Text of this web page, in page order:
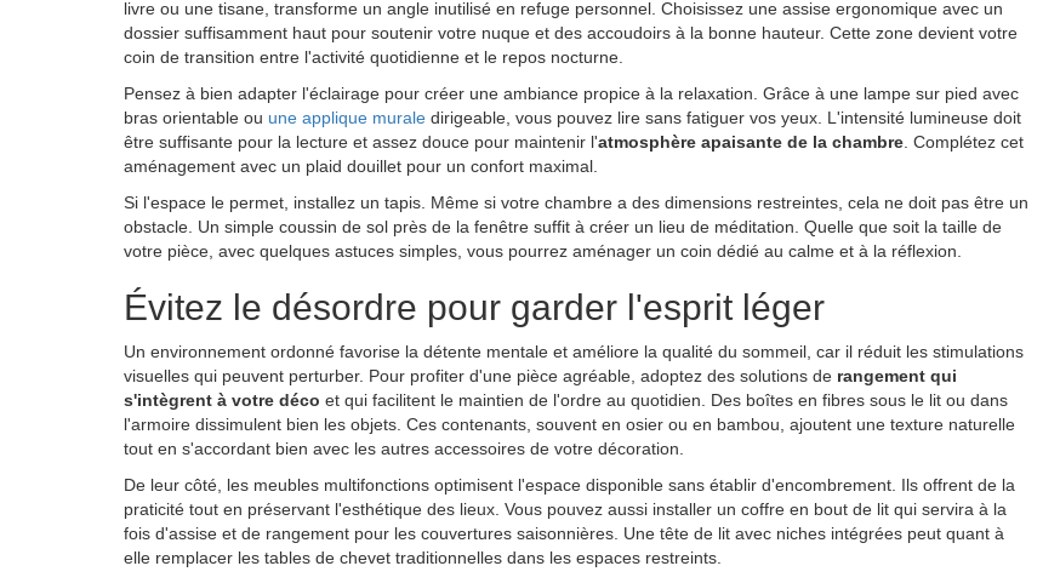
livre ou une tisane, transforme un angle inutilisé en refuge personnel. Choisissez une assise ergonomique avec un
dossier suffisamment haut pour soutenir votre nuque et des accoudoirs à la bonne hauteur. Cette zone devient votre
coin de transition entre l'activité quotidienne et le repos nocturne.
Pensez à bien adapter l'éclairage pour créer une ambiance propice à la relaxation. Grâce à une lampe sur pied avec
bras orientable ou une applique murale dirigeable, vous pouvez lire sans fatiguer vos yeux. L'intensité lumineuse doit
être suffisante pour la lecture et assez douce pour maintenir l'atmosphère apaisante de la chambre . Complétez cet
aménagement avec un plaid douillet pour un confort maximal.
Si l'espace le permet, installez un tapis. Même si votre chambre a des dimensions restreintes, cela ne doit pas être un
obstacle. Un simple coussin de sol près de la fenêtre suffit à créer un lieu de méditation. Quelle que soit la taille de
votre pièce, avec quelques astuces simples, vous pourrez aménager un coin dédié au calme et à la réflexion.
Évitez le désordre pour garder l'esprit léger
Un environnement ordonné favorise la détente mentale et améliore la qualité du sommeil, car il réduit les stimulations
visuelles qui peuvent perturber. Pour profiter d'une pièce agréable, adoptez des solutions de rangement qui
s'intègrent à votre déco et qui facilitent le maintien de l'ordre au quotidien. Des boîtes en fibres sous le lit ou dans
l'armoire dissimulent bien les objets. Ces contenants, souvent en osier ou en bambou, ajoutent une texture naturelle
tout en s'accordant bien avec les autres accessoires de votre décoration.
De leur côté, les meubles multifonctions optimisent l'espace disponible sans établir d'encombrement. Ils offrent de la
praticité tout en préservant l'esthétique des lieux. Vous pouvez aussi installer un coffre en bout de lit qui servira à la
fois d'assise et de rangement pour les couvertures saisonnières. Une tête de lit avec niches intégrées peut quant à
elle remplacer les tables de chevet traditionnelles dans les espaces restreints.